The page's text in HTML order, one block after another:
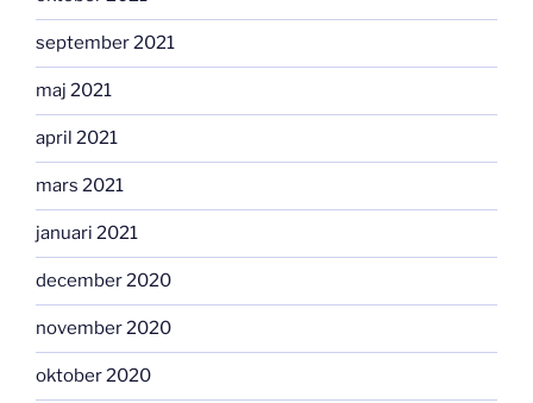
september 2021
maj 2021
april 2021
mars 2021
januari 2021
december 2020
november 2020
oktober 2020